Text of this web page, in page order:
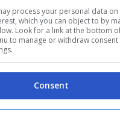
di luna piena, il
acque del lago si
conduce a un mondo
Dolomiti.
process your personal data on
which you can object to by
Look for a link at the bottom
to manage or withdraw
Consent